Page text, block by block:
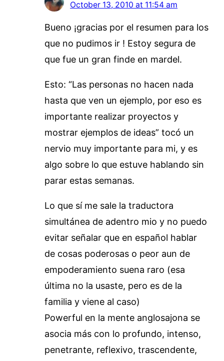
October 13, 2010 at 11:54 am
Bueno ¡gracias por el resumen para los
que no pudimos ir ! Estoy segura de
que fue un gran finde en mardel.
Esto: “Las personas no hacen nada
hasta que ven un ejemplo, por eso es
importante realizar proyectos y
mostrar ejemplos de ideas” tocó un
nervio muy importante para mi, y es
algo sobre lo que estuve hablando sin
parar estas semanas.
Lo que sí me sale la traductora
simultánea de adentro mio y no puedo
evitar señalar que en español hablar
de cosas poderosas o peor aun de
empoderamiento suena raro (esa
última no la usaste, pero es de la
familia y viene al caso)
Powerful en la mente anglosajona se
asocia más con lo profundo, intenso,
penetrante, reflexivo, trascendente,